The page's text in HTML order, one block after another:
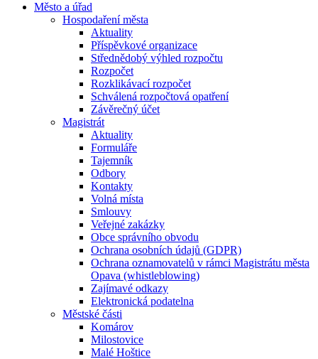
Město a úřad
Hospodaření města
Aktuality
Příspěvkové organizace
Střednědobý výhled rozpočtu
Rozpočet
Rozklikávací rozpočet
Schválená rozpočtová opatření
Závěrečný účet
Magistrát
Aktuality
Formuláře
Tajemník
Odbory
Kontakty
Volná místa
Smlouvy
Veřejné zakázky
Obce správního obvodu
Ochrana osobních údajů (GDPR)
Ochrana oznamovatelů v rámci Magistrátu města
Opava (whistleblowing)
Zajímavé odkazy
Elektronická podatelna
Městské části
Komárov
Milostovice
Malé Hoštice